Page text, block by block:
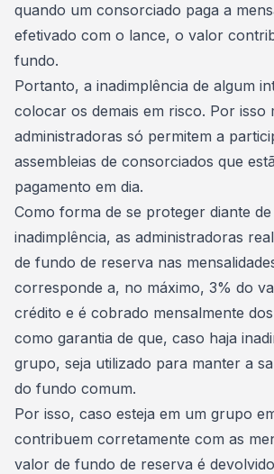
quando um consorciado paga a
efetivado com o lance, o valor
fundo.
Portanto, a inadimplência de algum
colocar os demais em risco. Por isso
administradoras só permitem a
assembleias de consorciados que
pagamento em dia.
Como forma de se proteger diante de
inadimplência, as administradoras
de fundo de reserva nas
corresponde a, no máximo, 3% do
crédito e é cobrado mensalmente
como garantia de que, caso haja
grupo, seja utilizado para manter a
do fundo comum.
Por isso, caso esteja em um grupo
contribuem corretamente com as
valor de fundo de reserva é